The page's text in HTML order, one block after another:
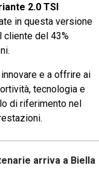
2.0 TSI
in questa versione
cliente del 43%
e a offrire ai
tecnologia e
di riferimento nel
arriva a Biella